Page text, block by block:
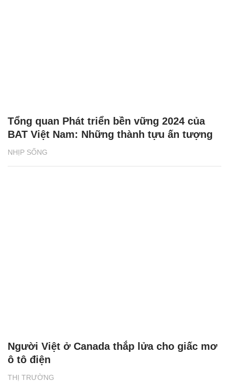
NHỊP SỐNG
Tổng quan Phát triển bền vững 2024 của
BAT Việt Nam: Những thành tựu ấn tượng
THỊ TRƯỜNG
Người Việt ở Canada thắp lửa cho giấc mơ
ô tô điện